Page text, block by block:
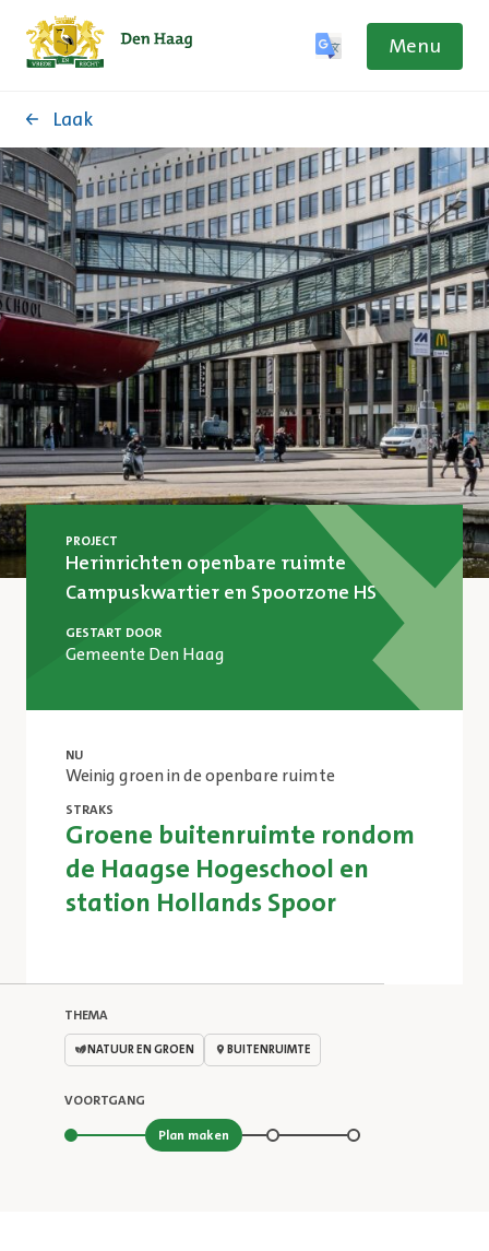
Menu
Laak
PROJECT
Herinrichten openbare ruimte
Campuskwartier en Spoorzone HS
GESTART DOOR
Gemeente Den Haag
NU
Weinig groen in de openbare ruimte
STRAKS
Groene buitenruimte rondom
de Haagse Hogeschool en
station Hollands Spoor
THEMA
NATUUR EN GROEN BUITENRUIMTE
VOORTGANG
Stap 2 van 4
Plan maken